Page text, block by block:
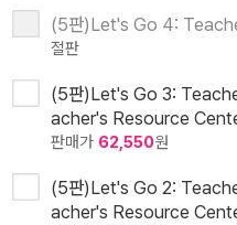
(5판)Let's Go 4:
절판
(5판)Let's Go 3:
acher's Resource
판매가 62,550원
(5판)Let's Go 2:
acher's Resource